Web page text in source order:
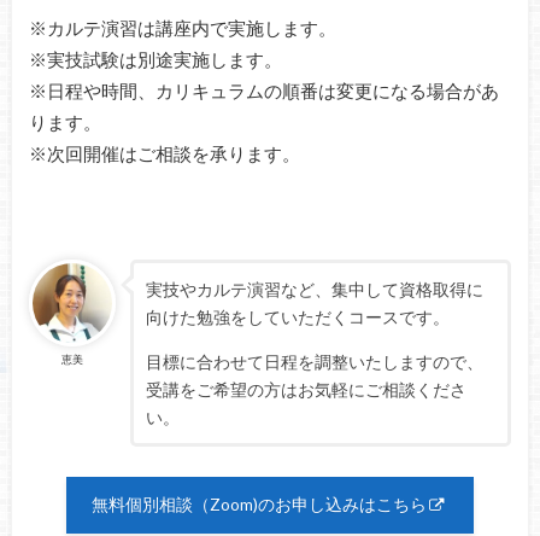
※カルテ演習は講座内で実施します。
※実技試験は別途実施します。
※日程や時間、カリキュラムの順番は変更になる場合があ
ります。
※次回開催はご相談を承ります。
恵美
実技やカルテ演習など、集中して資格取得に
向けた勉強をしていただくコースです。
目標に合わせて日程を調整いたしますので、
受講をご希望の方はお気軽にご相談くださ
い。
無料個別相談（Zoom)のお申し込みはこちら